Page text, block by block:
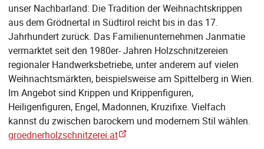
unser Nachbarland: Die Tradition der Weihnachtskrippen
aus dem Grödnertal in Südtirol reicht bis in das 17.
Jahrhundert zurück. Das Familienunternehmen Janmatie
vermarktet seit den 1980er- Jahren Holzschnitzereien
regionaler Handwerksbetriebe, unter anderem auf vielen
Weihnachtsmärkten, beispielsweise am Spittelberg in Wien.
Im Angebot sind Krippen und Krippenfiguren,
Heiligenfiguren, Engel, Madonnen, Kruzifixe. Vielfach
kannst du zwischen barockem und modernem Stil wählen.
groednerholzschnitzerei.at